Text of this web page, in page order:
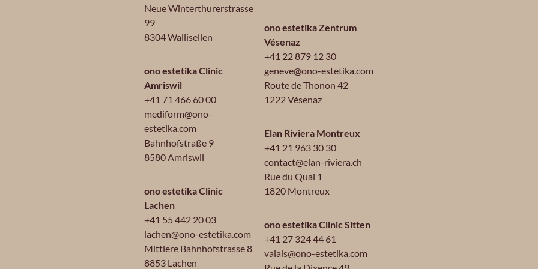
Neue Winterthurerstrasse
99
8304 Wallisellen
ono estetika Clinic
Amriswil
+41 71 466 60 00
mediform@ono-
estetika.com
Bahnhofstraße 9
8580 Amriswil
ono estetika Clinic
Lachen
+41 55 442 20 03
lachen@ono-estetika.com
Mittlere Bahnhofstrasse 8
8853 Lachen
ono estetika Zentrum
Vésenaz
+41 22 879 12 30
geneve@ono-estetika.com
Route de Thonon 42
1222 Vésenaz
Elan Riviera Montreux
+41 21 963 30 30
contact@elan-riviera.ch
Rue du Quai 1
1820 Montreux
ono estetika Clinic Sitten
+41 27 324 44 61
valais@ono-estetika.com